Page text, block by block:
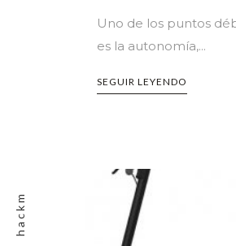
Uno de los puntos
es la autonomía,...
SEGUIR LEYENDO
hackm